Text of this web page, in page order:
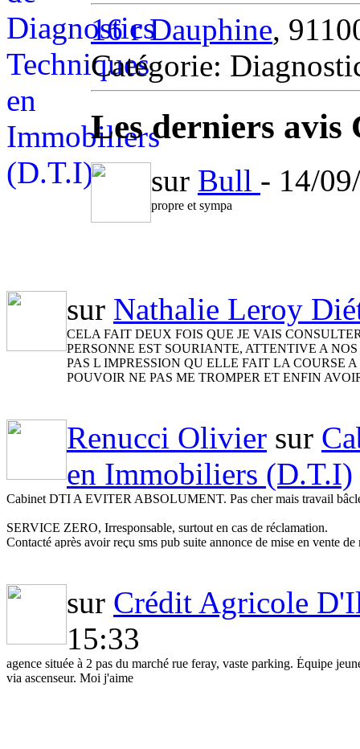
16 r Dauphine,
Catégorie:
Les derniers avis
sur Bull - 14/
propre et sympa
sur Nathalie Leroy
CELA FAIT DEUX FOIS QUE JE VAIS
PERSONNE EST SOURIANTE, ATTENTIVE A
PAS L IMPRESSION QU ELLE FAIT LA COURSE
POUVOIR NE PAS ME TROMPER ET ENFIN
Renucci Olivier sur
en Immobiliers (D.T.I)
Cabinet DTI A EVITER ABSOLUMENT. Pas cher mais travail
SERVICE ZERO, Irresponsable, surtout en cas de réclamation.
Contacté après avoir reçu sms pub suite annonce de mise en vente
Mais en effet en moins d'1 heure, càd 30 minutes tout était bouclé,
La loi Carrez a été bâclé, j'ai perdu 0,72m2 par rapport à mon
de 30m2 alors que j'ai refait les calculs précisément suite à cela et
J'ai reçu un rapport rempli de fautes d'orthographes, avec des lots
détail ni aucune description des pièces mesurés soit:
Aucune surface Entrée, Placard, Salle de bain, Séjour, Coin cuisine: ?
sur Crédit Agricole
15:33
agence située à 2 pas du marché rue feray, vaste parking. Équipe
via ascenseur. Moi j'aime